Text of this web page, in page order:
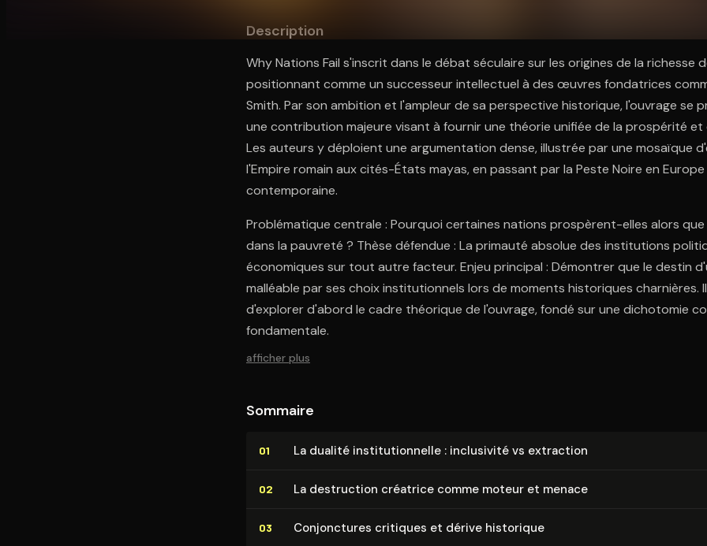
Description
Why Nations Fail s'inscrit dans le débat séculaire sur les origines de la richesse
positionnant comme un successeur intellectuel à des œuvres fondatrices
Smith. Par son ambition et l'ampleur de sa perspective historique, l'ouvrage se
une contribution majeure visant à fournir une théorie unifiée de la prospérité et
Les auteurs y déploient une argumentation dense, illustrée par une mosaïque
l'Empire romain aux cités-États mayas, en passant par la Peste Noire en
contemporaine.
Problématique centrale : Pourquoi certaines nations prospèrent-elles alors
dans la pauvreté ? Thèse défendue : La primauté absolue des institutions
économiques sur tout autre facteur. Enjeu principal : Démontrer que le destin
malléable par ses choix institutionnels lors de moments historiques charnières.
d'explorer d'abord le cadre théorique de l'ouvrage, fondé sur une dichotomie
fondamentale.
afficher plus
Sommaire
01 La dualité ins­ti­tu­tion­nelle : inclusivité vs extraction
02 La destruction créatrice comme moteur et menace
03 Conjonc­tures critiques et dérive historique